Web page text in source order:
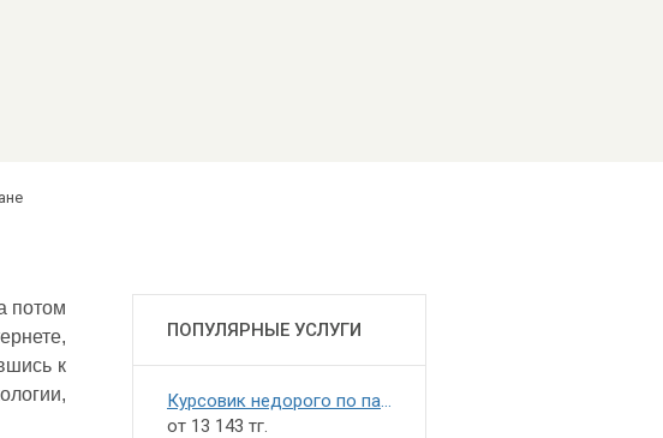
потом
к
ПОПУЛЯРНЫЕ УСЛУГИ
Курсовик недорого по паремиологии
от 13 143 тг.